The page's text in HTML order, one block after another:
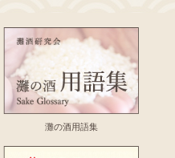
灘の酒用語集